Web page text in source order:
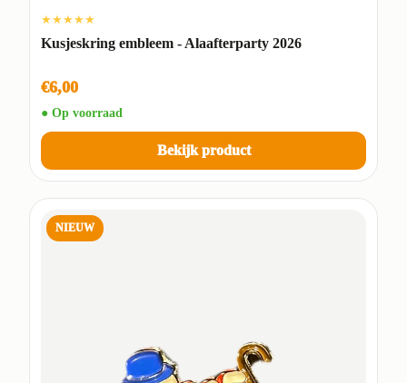
★★★★★
Kusjeskring embleem - Alaafterparty 2026
€6,00
● Op voorraad
Bekijk product
NIEUW